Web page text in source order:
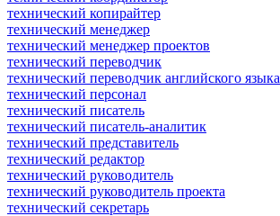
технический копирайтер
технический менеджер
технический менеджер проектов
технический переводчик
технический переводчик английского языка
технический персонал
технический писатель
технический писатель-аналитик
технический представитель
технический редактор
технический руководитель
технический руководитель проекта
технический секретарь